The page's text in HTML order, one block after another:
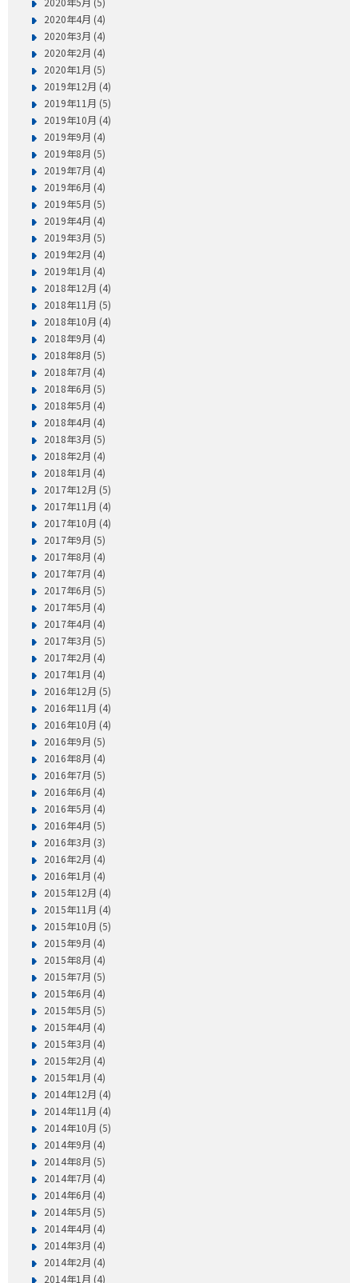
2020年4月 (4)
2020年3月 (4)
2020年2月 (4)
2020年1月 (5)
2019年12月 (4)
2019年11月 (5)
2019年10月 (4)
2019年9月 (4)
2019年8月 (5)
2019年7月 (4)
2019年6月 (4)
2019年5月 (5)
2019年4月 (4)
2019年3月 (5)
2019年2月 (4)
2019年1月 (4)
2018年12月 (4)
2018年11月 (5)
2018年10月 (4)
2018年9月 (4)
2018年8月 (5)
2018年7月 (4)
2018年6月 (5)
2018年5月 (4)
2018年4月 (4)
2018年3月 (5)
2018年2月 (4)
2018年1月 (4)
2017年12月 (5)
2017年11月 (4)
2017年10月 (4)
2017年9月 (5)
2017年8月 (4)
2017年7月 (4)
2017年6月 (5)
2017年5月 (4)
2017年4月 (4)
2017年3月 (5)
2017年2月 (4)
2017年1月 (4)
2016年12月 (5)
2016年11月 (4)
2016年10月 (4)
2016年9月 (5)
2016年8月 (4)
2016年7月 (5)
2016年6月 (4)
2016年5月 (4)
2016年4月 (5)
2016年3月 (3)
2016年2月 (4)
2016年1月 (4)
2015年12月 (4)
2015年11月 (4)
2015年10月 (5)
2015年9月 (4)
2015年8月 (4)
2015年7月 (5)
2015年6月 (4)
2015年5月 (5)
2015年4月 (4)
2015年3月 (4)
2015年2月 (4)
2015年1月 (4)
2014年12月 (4)
2014年11月 (4)
2014年10月 (5)
2014年9月 (4)
2014年8月 (5)
2014年7月 (4)
2014年6月 (4)
2014年5月 (5)
2014年4月 (4)
2014年3月 (4)
2014年2月 (4)
2014年1月 (4)